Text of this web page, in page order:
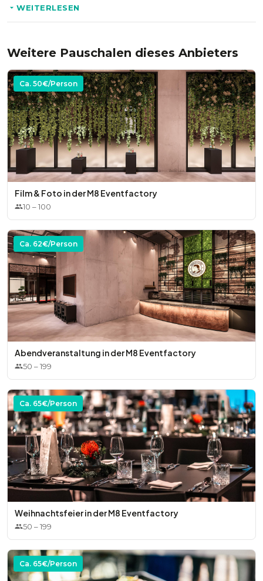
* Latte Macchiato
* Locationmiete
Optional:
* Speisen
* zusätzliche Technik
* Mobiliar
WEITERLESEN
Weitere Pauschalen dieses Anbieters
Ca. 50€/Person
Film & Foto in der M8 Eventfactory
10 –100
Ca. 62€/Person
Abendveranstaltung in der M8 Eventfactory
50 –199
Ca. 65€/Person
Weihnachtsfeier in der M8 Eventfactory
50 –199
Ca. 65€/Person